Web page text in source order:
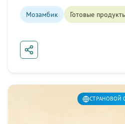
Мозамбик Готовые
СТРАНОВОЙ